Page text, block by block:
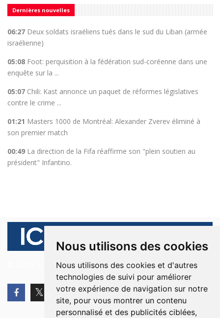
Nous utilisons des cookies
Nous utilisons des cookies et d'autres
technologies de suivi pour améliorer
votre expérience de navigation sur notre
site, pour vous montrer un contenu
personnalisé et des publicités ciblées,
Dernières nouvelles
06:27 Deux soldats israéliens tués dans le sud du Liban (armée
israélienne)
05:08 Foot: perquisition à la fédération sud-coréenne dans une
enquête sur la ...
05:07 Chili: Kast annonce un paquet de réformes législatives
contre le crime ...
01:21 Masters 1000 de Montréal: Alexander Zverev éliminé à
son premier match
00:49 La direction de la Fifa réaffirme son "plein soutien au
président" Infantino.
© 2026 Ici Beyrouth. Tous les droits sont réservés.